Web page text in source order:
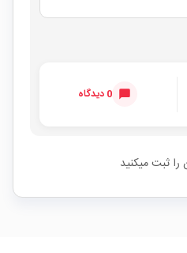
0 دیدگاه
را ثبت میکنید